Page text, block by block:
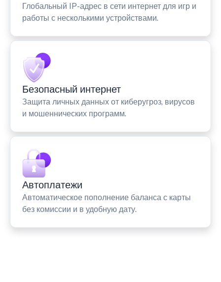
Глобальный IP-адрес в сети интернет для игр и
работы с несколькими устройствами.
Безопасный интернет
Защита личных данных от киберугроз, вирусов
и мошеннических программ.
Автоплатежи
Автоматическое пополнение баланса с карты
без комиссии и в удобную дату.